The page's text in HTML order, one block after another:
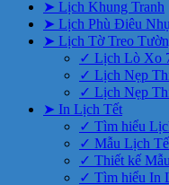
➤ Lịch Khung Tranh
➤ Lịch Phù Điêu
➤ Lịch Tờ Treo
✓ Lịch Lò Xo
✓ Lịch Nẹp
✓ Lịch Nẹp
➤ In Lịch Tết
✓ Tìm hiểu
✓ Mẫu Lịch
✓ Thiết kế
✓ Tìm hiểu In